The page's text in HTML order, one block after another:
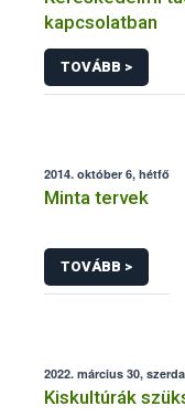
kapcsolatban
TOVÁBB >
2014. október 6, hétfő
Minta tervek
TOVÁBB >
2022. március 30, szerda
Kiskultúrák